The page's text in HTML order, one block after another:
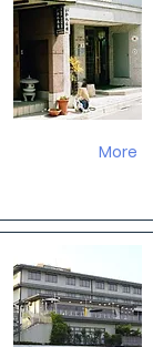
More